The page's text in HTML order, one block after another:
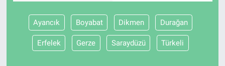
Ayancık Boyabat Dikmen Durağan
Erfelek Gerze Saraydüzü Türkeli